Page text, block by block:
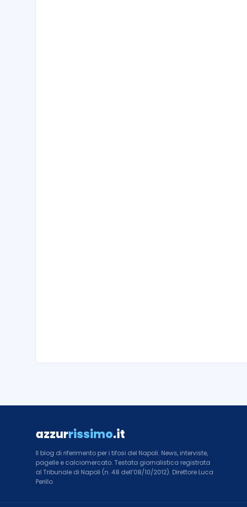
azzurrissimo.it
Il blog di riferimento per i tifosi del Napoli. News, interviste,
pagelle e calciomercato. Testata giornalistica registrata
al Tribunale di Napoli (n. 48 dell’08/10/2012). Direttore Luca
Perillo